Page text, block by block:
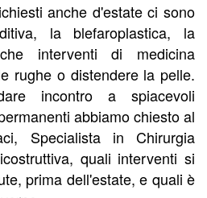
anche d'estate ci sono
la blefaroplastica, la
interventi di medicina
rughe o distendere la pelle.
incontro a spiacevoli
abbiamo chiesto al
Specialista in Chirurgia
quali interventi si
prima dell'estate, e quali è